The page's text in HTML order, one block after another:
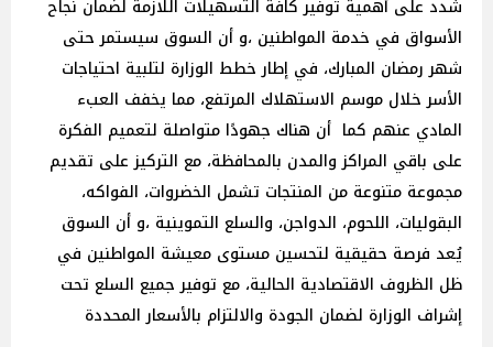
شدد على أهمية توفير كافة التسهيلات اللازمة لضمان نجاح
الأسواق في خدمة المواطنين ،و أن السوق سيستمر حتى
شهر رمضان المبارك، في إطار خطط الوزارة لتلبية احتياجات
الأسر خلال موسم الاستهلاك المرتفع، مما يخفف العبء
المادي عنهم كما أن هناك جهودًا متواصلة لتعميم الفكرة
على باقي المراكز والمدن بالمحافظة، مع التركيز على تقديم
مجموعة متنوعة من المنتجات تشمل الخضروات، الفواكه،
البقوليات، اللحوم، الدواجن، والسلع التموينية ،و أن السوق
يُعد فرصة حقيقية لتحسين مستوى معيشة المواطنين في
ظل الظروف الاقتصادية الحالية، مع توفير جميع السلع تحت
إشراف الوزارة لضمان الجودة والالتزام بالأسعار المحددة